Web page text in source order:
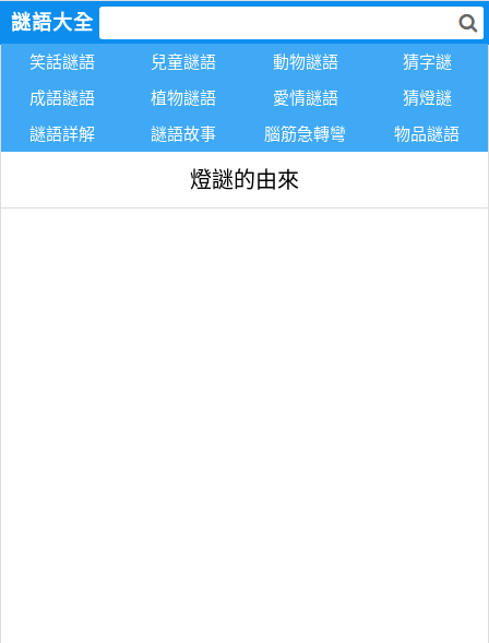
謎語大全
笑話謎語 兒童謎語 動物謎語
猜字謎
成語謎語
植物謎語 愛情謎語
猜燈謎
謎語詳解
謎語故事 腦筋急轉彎 物品謎語
燈謎的由來